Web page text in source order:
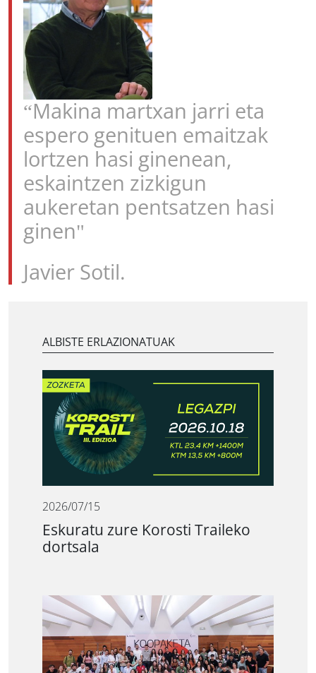
“Makina martxan jarri eta
espero genituen emaitzak
lortzen hasi ginenean,
eskaintzen zizkigun
aukeretan pentsatzen hasi
ginen"
Javier Sotil.
ALBISTE ERLAZIONATUAK
2026/07/15
Eskuratu zure Korosti Traileko
dortsala